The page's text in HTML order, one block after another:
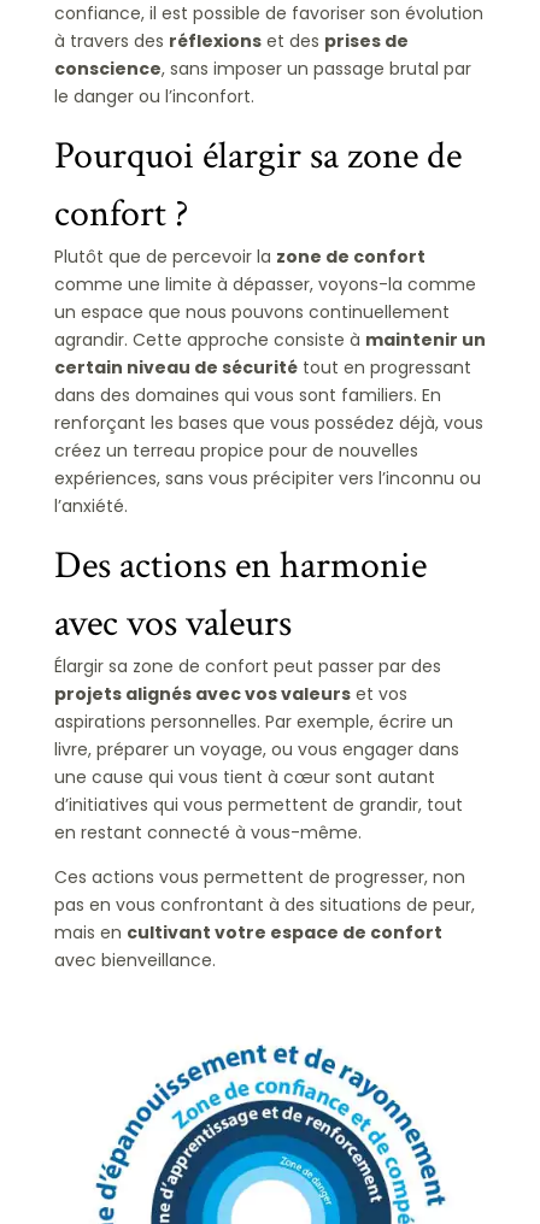
confiance, il est possible de favoriser son évolution
à travers des réflexionset des prises de
conscience, sans imposer un passage brutal par
le danger ou l’inconfort.
Pourquoi élargir sa zone de
confort ?
Plutôt que de percevoir la zone de confort
comme une limite à dépasser, voyons-la comme
un espace que nous pouvons continuellement
agrandir. Cette approche consiste à maintenir un
certain niveau de sécuritétout en progressant
dans des domaines qui vous sont familiers. En
renforçant les bases que vous possédez déjà, vous
créez un terreau propice pour de nouvelles
expériences, sans vous précipiter vers l’inconnu ou
l’anxiété.
Des actions en harmonie
avec vos valeurs
Élargir sa zone de confort peut passer par des
projets alignés avec vos valeurset vos
aspirations personnelles. Par exemple, écrire un
livre, préparer un voyage, ou vous engager dans
une cause qui vous tient à cœur sont autant
d’initiatives qui vous permettent de grandir, tout
en restant connecté à vous-même.
Ces actions vous permettent de progresser, non
pas en vous confrontant à des situations de peur,
mais en cultivant votre espace de confort
avec bienveillance.